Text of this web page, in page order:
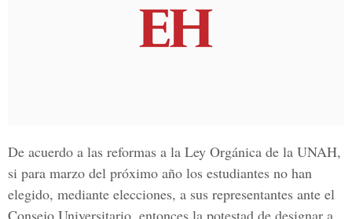
De acuerdo a las reformas a la Ley Orgánica de la UNAH,
si para marzo del próximo año los estudiantes no han
elegido, mediante elecciones, a sus representantes ante el
Consejo Universitario, entonces la potestad de designar a